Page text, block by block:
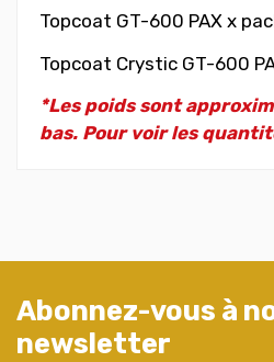
Topcoat GT-600 PAX x
Topcoat Crystic GT-600
*Les poids sont
bas. Pour voir les
Abonnez-vous à
newsletter